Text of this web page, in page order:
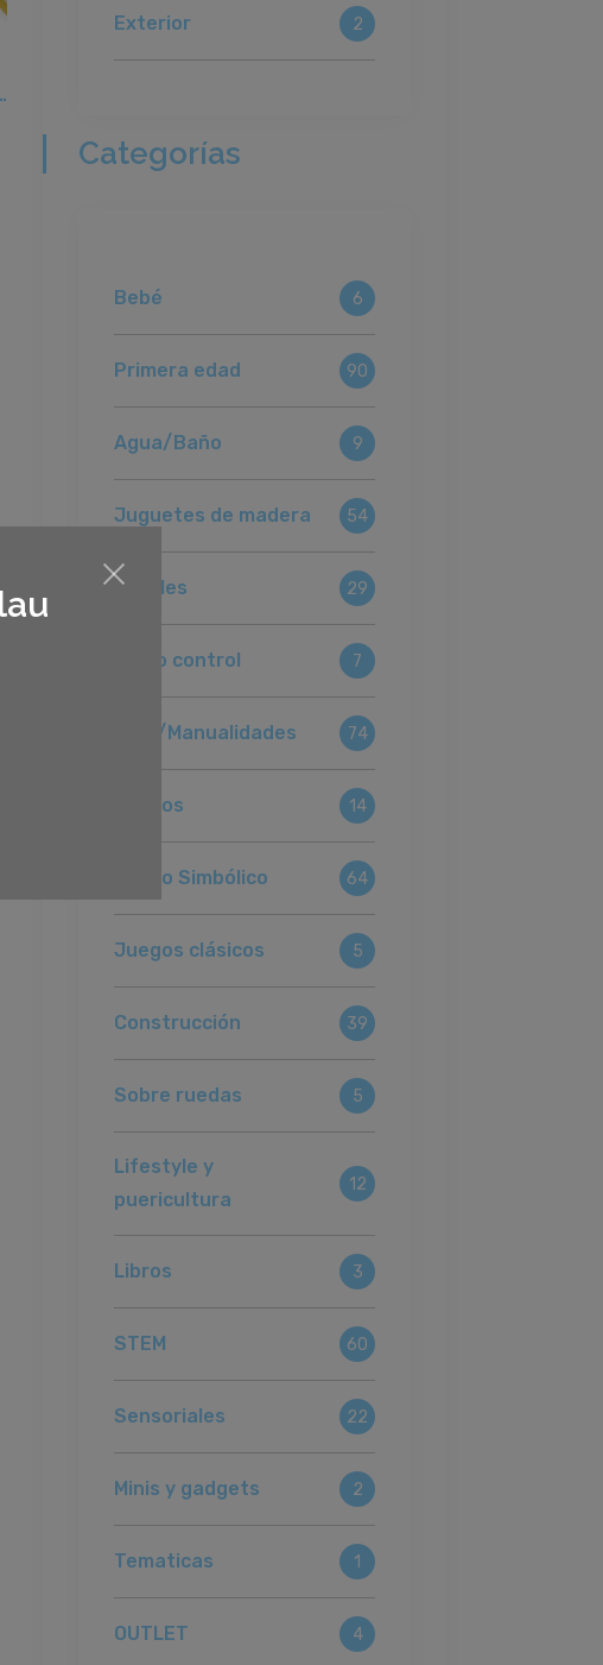
- Giiker
Exterior 2
Categorías
Bebé 6
Primera edad 90
Agua/Baño 9
Juguetes de madera 54
Puzzles 29
Radio control 7
Arte/Manualidades 74
Juegos 14
Juego Simbólico 64
Juegos clásicos 5
Construcción 39
Sobre ruedas 5
Lifestyle y
puericultura
12
Libros 3
STEM 60
Sensoriales 22
Minis y gadgets 2
Tematicas 1
OUTLET 4